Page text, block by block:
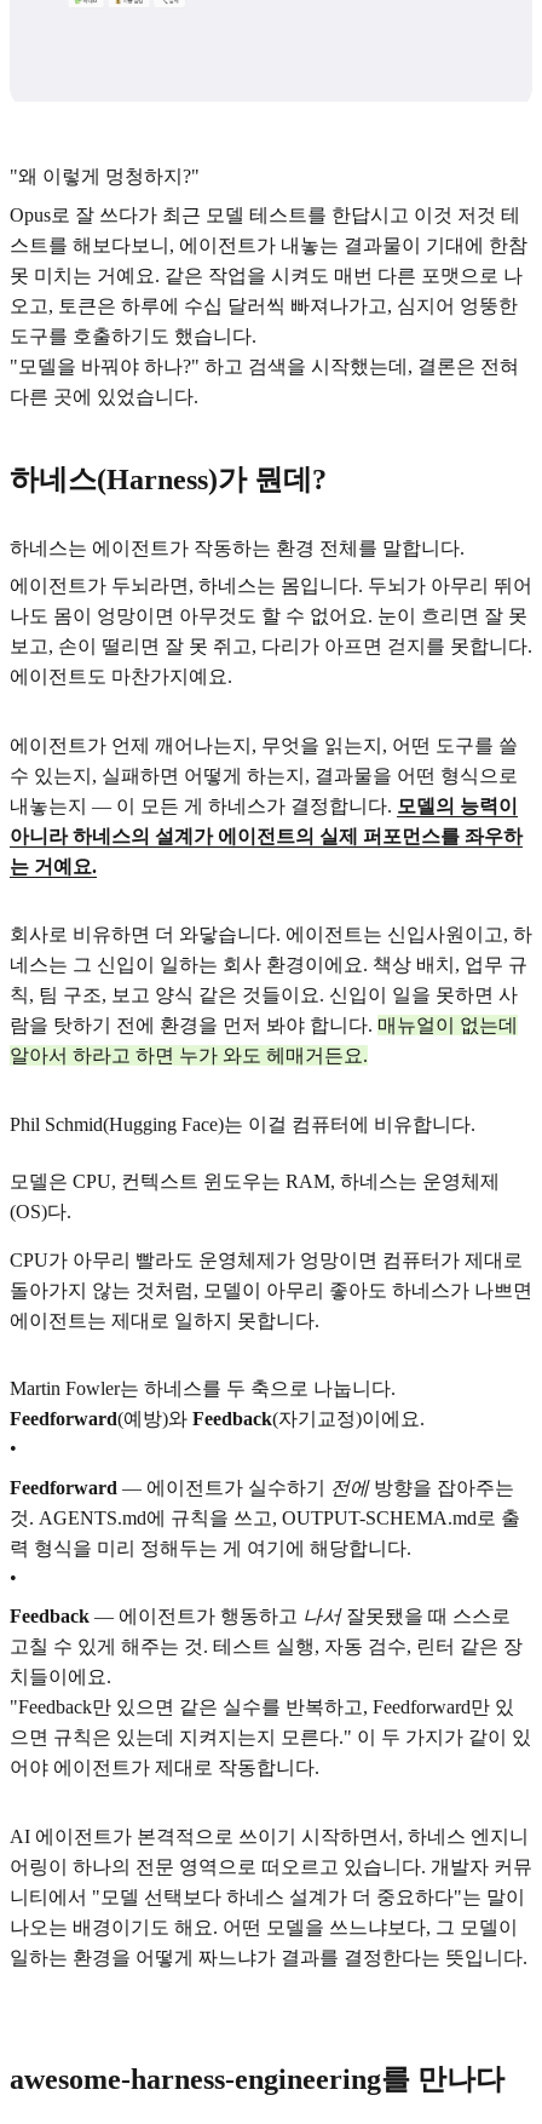
"왜 이렇게 멍청하지?"
Opus로 잘 쓰다가 최근 모델 테스트를 한답시고 이것 저것 테
스트를 해보다보니, 에이전트가 내놓는 결과물이 기대에 한참
못 미치는 거예요. 같은 작업을 시켜도 매번 다른 포맷으로 나
오고, 토큰은 하루에 수십 달러씩 빠져나가고, 심지어 엉뚱한
도구를 호출하기도 했습니다.
"모델을 바꿔야 하나?" 하고 검색을 시작했는데, 결론은 전혀
다른 곳에 있었습니다.
하네스(Harness)가 뭔데?
하네스는 에이전트가 작동하는 환경 전체를 말합니다.
에이전트가 두뇌라면, 하네스는 몸입니다. 두뇌가 아무리 뛰어
나도 몸이 엉망이면 아무것도 할 수 없어요. 눈이 흐리면 잘 못
보고, 손이 떨리면 잘 못 쥐고, 다리가 아프면 걷지를 못합니다.
에이전트도 마찬가지예요.
에이전트가 언제 깨어나는지, 무엇을 읽는지, 어떤 도구를 쓸
수 있는지, 실패하면 어떻게 하는지, 결과물을 어떤 형식으로
내놓는지 — 이 모든 게 하네스가 결정합니다. 모델의 능력이
아니라 하네스의 설계가 에이전트의 실제 퍼포먼스를 좌우하
는 거예요.
회사로 비유하면 더 와닿습니다. 에이전트는 신입사원이고, 하
네스는 그 신입이 일하는 회사 환경이에요. 책상 배치, 업무 규
칙, 팀 구조, 보고 양식 같은 것들이요. 신입이 일을 못하면 사
람을 탓하기 전에 환경을 먼저 봐야 합니다. 매뉴얼이 없는데
알아서 하라고 하면 누가 와도 헤매거든요.
Phil Schmid(Hugging Face)는 이걸 컴퓨터에 비유합니다.
모델은 CPU, 컨텍스트 윈도우는 RAM, 하네스는 운영체제
(OS)다.
CPU가 아무리 빨라도 운영체제가 엉망이면 컴퓨터가 제대로
돌아가지 않는 것처럼, 모델이 아무리 좋아도 하네스가 나쁘면
에이전트는 제대로 일하지 못합니다.
Martin Fowler는 하네스를 두 축으로 나눕니다.
Feedforward(예방)와 Feedback(자기교정)이에요.
•
Feedforward — 에이전트가 실수하기 전에방향을 잡아주는
것. AGENTS.md에 규칙을 쓰고, OUTPUT-SCHEMA.md로 출
력 형식을 미리 정해두는 게 여기에 해당합니다.
•
Feedback — 에이전트가 행동하고 나서잘못됐을 때 스스로
고칠 수 있게 해주는 것. 테스트 실행, 자동 검수, 린터 같은 장
치들이에요.
"Feedback만 있으면 같은 실수를 반복하고, Feedforward만 있
으면 규칙은 있는데 지켜지는지 모른다." 이 두 가지가 같이 있
어야 에이전트가 제대로 작동합니다.
AI 에이전트가 본격적으로 쓰이기 시작하면서, 하네스 엔지니
어링이 하나의 전문 영역으로 떠오르고 있습니다. 개발자 커뮤
니티에서 "모델 선택보다 하네스 설계가 더 중요하다"는 말이
나오는 배경이기도 해요. 어떤 모델을 쓰느냐보다, 그 모델이
일하는 환경을 어떻게 짜느냐가 결과를 결정한다는 뜻입니다.
awesome-harness-engineering를 만나다